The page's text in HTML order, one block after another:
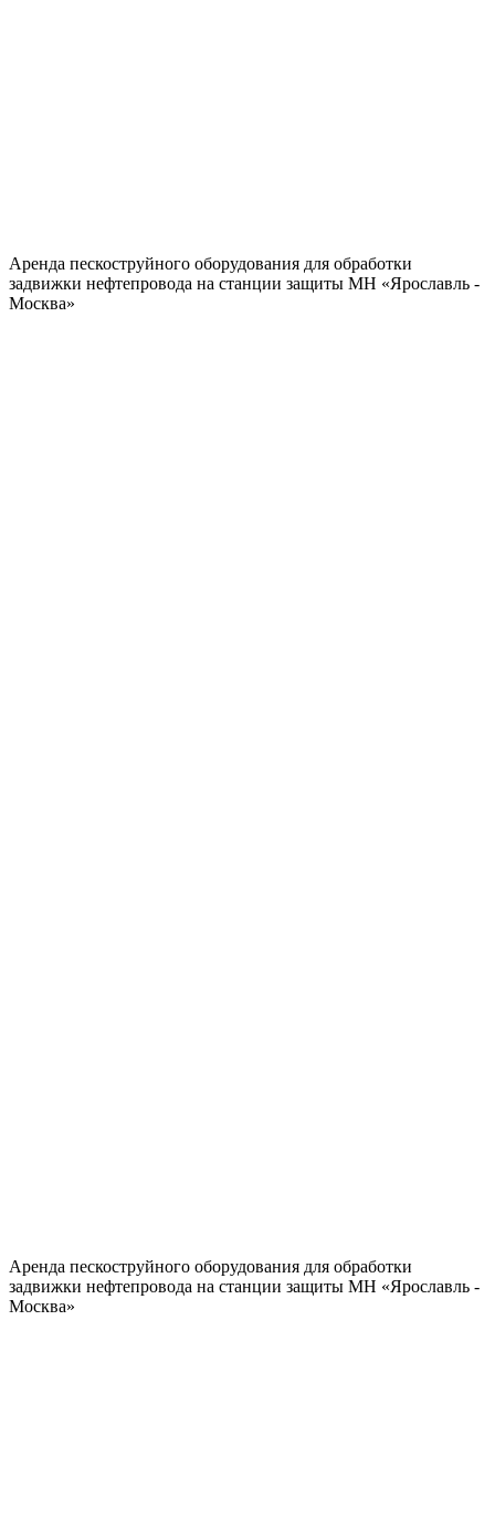
Аренда пескоструйного оборудования для обработки
задвижки нефтепровода на станции защиты МН «Ярославль -
Москва»
Аренда пескоструйного оборудования для обработки
задвижки нефтепровода на станции защиты МН «Ярославль -
Москва»